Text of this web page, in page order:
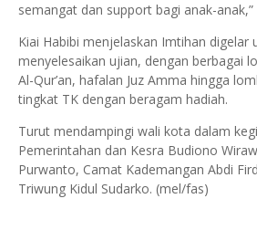
semangat dan support bagi anak-anak,”
Kiai Habibi menjelaskan Imtihan digelar
menyelesaikan ujian, dengan berbagai
Al-Qur’an, hafalan Juz Amma hingga
tingkat TK dengan beragam hadiah.
Turut mendampingi wali kota dalam
Pemerintahan dan Kesra Budiono
Purwanto, Camat Kademangan Abdi
Triwung Kidul Sudarko. (mel/fas)